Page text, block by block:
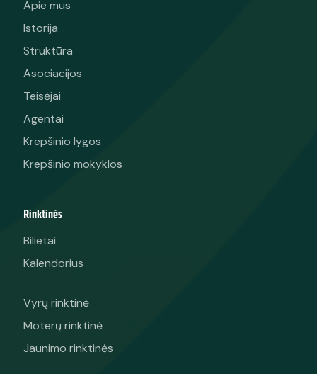
Apie mus
Istorija
Struktūra
Asociacijos
Teisėjai
Agentai
Krepšinio lygos
Krepšinio mokyklos
Rinktinės
Bilietai
Kalendorius
Vyrų rinktinė
Moterų rinktinė
Jaunimo rinktinės